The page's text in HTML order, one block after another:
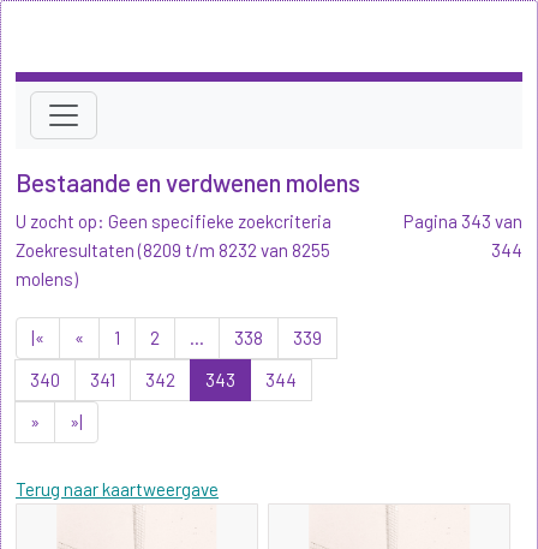
Bestaande en verdwenen molens
U zocht op: Geen specifieke zoekcriteria
Zoekresultaten (8209 t/m 8232 van 8255
molens)
|« « 1 2 ... 338
339
340
341 342 343
344
»
»|
Terug naar kaartweergave
Pagina 343 van
344